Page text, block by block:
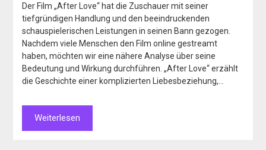
Der Film „After Love“ hat die Zuschauer mit seiner
tiefgründigen Handlung und den beeindruckenden
schauspielerischen Leistungen in seinen Bann gezogen.
Nachdem viele Menschen den Film online gestreamt
haben, möchten wir eine nähere Analyse über seine
Bedeutung und Wirkung durchführen. „After Love“ erzählt
die Geschichte einer komplizierten Liebesbeziehung,…
Weiterlesen